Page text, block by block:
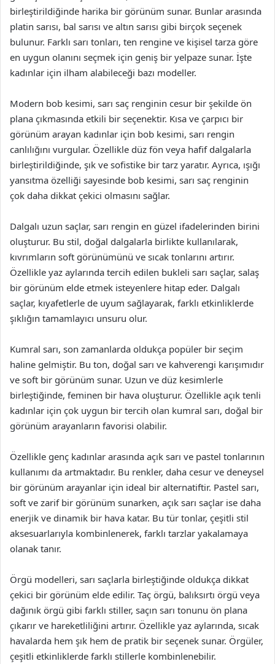
birleştirildiğinde harika bir görünüm sunar. Bunlar arasında
platin sarısı, bal sarısı ve altın sarısı gibi birçok seçenek
bulunur. Farklı sarı tonları, ten rengine ve kişisel tarza göre
en uygun olanını seçmek için geniş bir yelpaze sunar. İşte
kadınlar için ilham alabileceği bazı modeller.
Modern bob kesimi, sarı saç renginin cesur bir şekilde ön
plana çıkmasında etkili bir seçenektir. Kısa ve çarpıcı bir
görünüm arayan kadınlar için bob kesimi, sarı rengin
canlılığını vurgular. Özellikle düz fön veya hafif dalgalarla
birleştirildiğinde, şık ve sofistike bir tarz yaratır. Ayrıca, ışığı
yansıtma özelliği sayesinde bob kesimi, sarı saç renginin
çok daha dikkat çekici olmasını sağlar.
Dalgalı uzun saçlar, sarı rengin en güzel ifadelerinden birini
oluşturur. Bu stil, doğal dalgalarla birlikte kullanılarak,
kıvrımların soft görünümünü ve sıcak tonlarını artırır.
Özellikle yaz aylarında tercih edilen bukleli sarı saçlar, salaş
bir görünüm elde etmek isteyenlere hitap eder. Dalgalı
saçlar, kıyafetlerle de uyum sağlayarak, farklı etkinliklerde
şıklığın tamamlayıcı unsuru olur.
Kumral sarı, son zamanlarda oldukça popüler bir seçim
haline gelmiştir. Bu ton, doğal sarı ve kahverengi karışımıdır
ve soft bir görünüm sunar. Uzun ve düz kesimlerle
birleştiğinde, feminen bir hava oluşturur. Özellikle açık tenli
kadınlar için çok uygun bir tercih olan kumral sarı, doğal bir
görünüm arayanların favorisi olabilir.
Özellikle genç kadınlar arasında açık sarı ve pastel tonlarının
kullanımı da artmaktadır. Bu renkler, daha cesur ve deneysel
bir görünüm arayanlar için ideal bir alternatiftir. Pastel sarı,
soft ve zarif bir görünüm sunarken, açık sarı saçlar ise daha
enerjik ve dinamik bir hava katar. Bu tür tonlar, çeşitli stil
aksesuarlarıyla kombinlenerek, farklı tarzlar yakalamaya
olanak tanır.
Örgü modelleri, sarı saçlarla birleştiğinde oldukça dikkat
çekici bir görünüm elde edilir. Taç örgü, balıksırtı örgü veya
dağınık örgü gibi farklı stiller, saçın sarı tonunu ön plana
çıkarır ve hareketliliğini artırır. Özellikle yaz aylarında, sıcak
havalarda hem şık hem de pratik bir seçenek sunar. Örgüler,
çeşitli etkinliklerde farklı stillerle kombinlenebilir.